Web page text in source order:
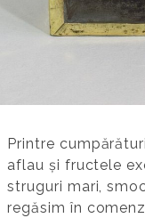
Printre
aflau și fructele
struguri mari,
regăsim în